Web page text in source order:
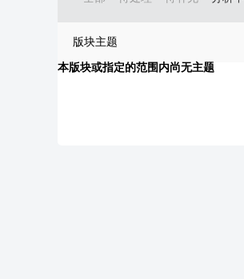
版块主题
本版块或指定的范围内尚无主题